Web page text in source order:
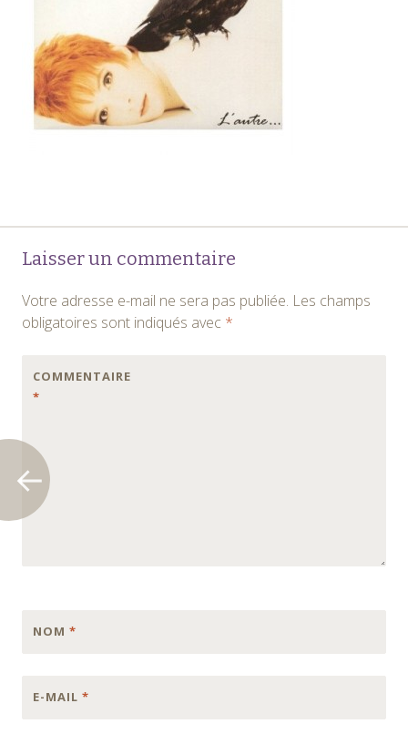
Navigation
des
articles
Laisser un commentaire
Votre adresse e-mail ne sera pas publiée. Les champs
obligatoires sont indiqués avec *
COMMENTAIRE
*
NOM *
E-MAIL *